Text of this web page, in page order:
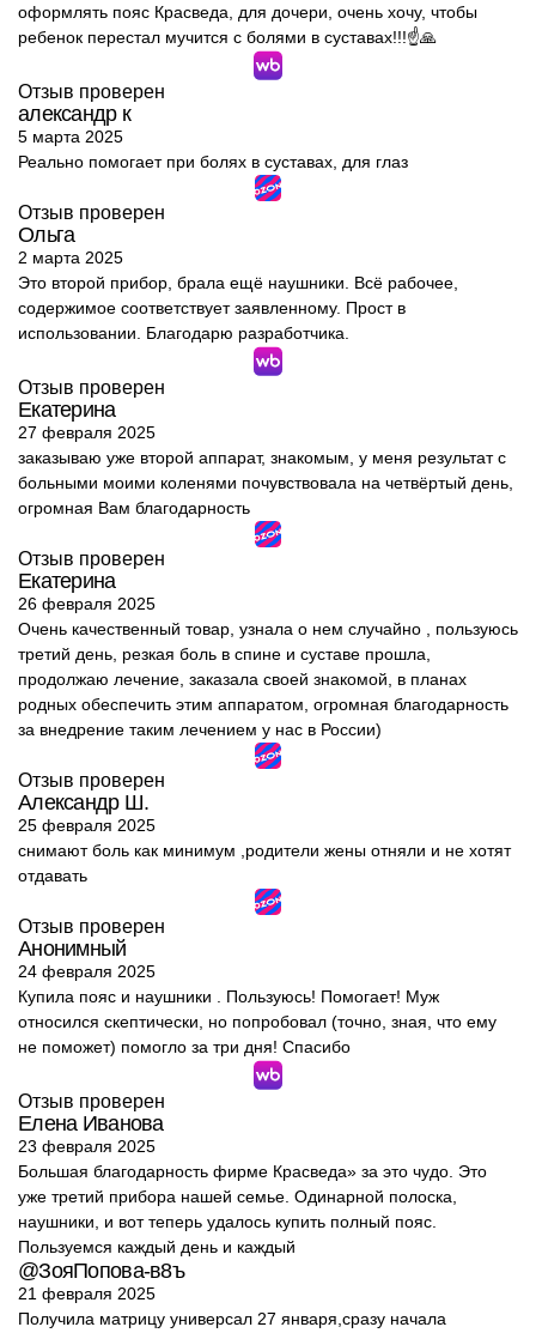
оформлять пояс Красведа, для дочери, очень хочу, чтобы
ребенок перестал мучится с болями в суставах!!!☝️🙏
Отзыв проверен
александр к
5 марта 2025
Реально помогает при болях в суставах, для глаз
Отзыв проверен
Ольга
2 марта 2025
Это второй прибор, брала ещё наушники. Всё рабочее,
содержимое соответствует заявленному. Прост в
использовании. Благодарю разработчика.
Отзыв проверен
Екатерина
27 февраля 2025
заказываю уже второй аппарат, знакомым, у меня результат с
больными моими коленями почувствовала на четвёртый день,
огромная Вам благодарность
Отзыв проверен
Екатерина
26 февраля 2025
Очень качественный товар, узнала о нем случайно , пользуюсь
третий день, резкая боль в спине и суставе прошла,
продолжаю лечение, заказала своей знакомой, в планах
родных обеспечить этим аппаратом, огромная благодарность
за внедрение таким лечением у нас в России)
Отзыв проверен
Александр Ш.
25 февраля 2025
снимают боль как минимум ,родители жены отняли и не хотят
отдавать
Отзыв проверен
Анонимный
24 февраля 2025
Купила пояс и наушники . Пользуюсь! Помогает! Муж
относился скептически, но попробовал (точно, зная, что ему
не поможет) помогло за три дня! Спасибо
Отзыв проверен
Елена Иванова
23 февраля 2025
Большая благодарность фирме Красведа» за это чудо. Это
уже третий прибора нашей семье. Одинарной полоска,
наушники, и вот теперь удалось купить полный пояс.
Пользуемся каждый день и каждый
@ЗояПопова-в8ъ
21 февраля 2025
Получила матрицу универсал 27 января,сразу начала